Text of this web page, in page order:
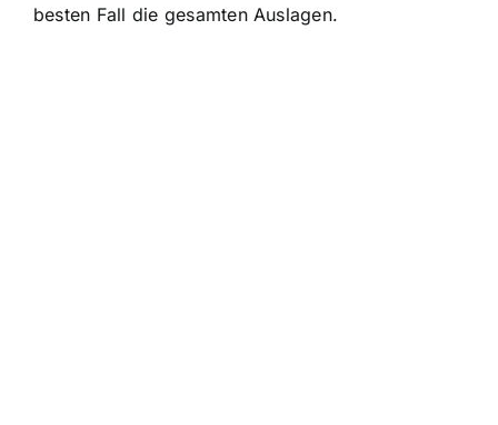
besten Fall die gesamten Auslagen.